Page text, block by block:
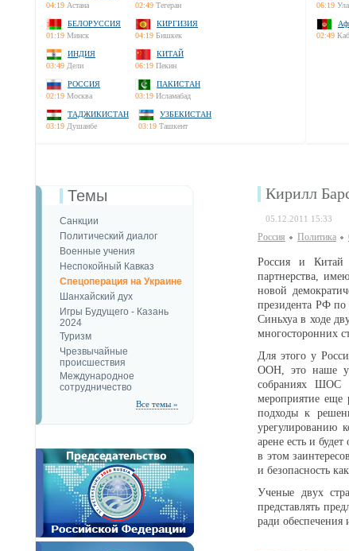
04:19 Астана
02:49 Тегеран
БЕЛОРУССИЯ
01:19 Минск
КИРГИЗИЯ
04:19 Бишкек
ИНДИЯ
03:49 Дели
КИТАЙ
06:19 Пекин
РОССИЯ
02:19 Москва
ПАКИСТАН
03:19 Исламабад
ТАДЖИКИСТАН
03:19 Душанбе
УЗБЕКИСТАН
03:19 Ташкент
06:19
02:49
Темы
Санкции
Политический диалог
Военные учения
Неспокойный Кавказ
Спецоперация на Украине
Шанхайский дух
Игры Будущего - Казань
2024
Туризм
Чрезвычайные
происшествия
Международное
сотрудничество
Все темы »
Кирилл
05.12.2011 15:33
Россия Политика
Россия и Китай
партнерства,
новой
президента РФ по
Синьхуа в ходе
многосторонних
Для этого у
ООН, это наше
собраниях ШОС
мероприятие
подходы к
урегулированию
арене есть и
в этом
и безопасность
Ученые двух
представлять
ради обеспечения